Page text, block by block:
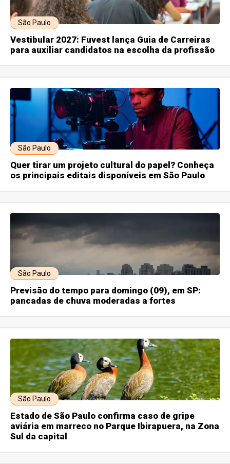
São Paulo
Vestibular 2027: Fuvest lança Guia de Carreiras
para auxiliar candidatos na escolha da profissão
São Paulo
Quer tirar um projeto cultural do papel? Conheça
os principais editais disponíveis em São Paulo
São Paulo
Previsão do tempo para domingo (09), em SP:
pancadas de chuva moderadas a fortes
São Paulo
Estado de São Paulo confirma caso de gripe
aviária em marreco no Parque Ibirapuera, na Zona
Sul da capital